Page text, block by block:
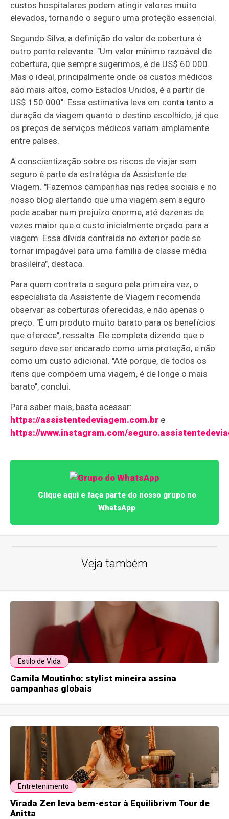
custos hospitalares podem atingir valores muito
elevados, tornando o seguro uma proteção essencial.
Segundo Silva, a definição do valor de cobertura é
outro ponto relevante. "Um valor mínimo razoável de
cobertura, que sempre sugerimos, é de US$ 60.000.
Mas o ideal, principalmente onde os custos médicos
são mais altos, como Estados Unidos, é a partir de
US$ 150.000". Essa estimativa leva em conta tanto a
duração da viagem quanto o destino escolhido, já que
os preços de serviços médicos variam amplamente
entre países.
A conscientização sobre os riscos de viajar sem
seguro é parte da estratégia da Assistente de
Viagem. "Fazemos campanhas nas redes sociais e no
nosso blog alertando que uma viagem sem seguro
pode acabar num prejuízo enorme, até dezenas de
vezes maior que o custo inicialmente orçado para a
viagem. Essa dívida contraída no exterior pode se
tornar impagável para uma família de classe média
brasileira", destaca.
Para quem contrata o seguro pela primeira vez, o
especialista da Assistente de Viagem recomenda
observar as coberturas oferecidas, e não apenas o
preço. "É um produto muito barato para os benefícios
que oferece", ressalta. Ele completa dizendo que o
seguro deve ser encarado como uma proteção, e não
como um custo adicional. "Até porque, de todos os
itens que compõem uma viagem, é de longe o mais
barato", conclui.
Para saber mais, basta acessar:
https://assistentedeviagem.com.br e
https://www.instagram.com/
Clique aqui e faça parte do nosso grupo no
WhatsApp
Veja também
Estilo de Vida
Camila Moutinho: stylist mineira assina
campanhas globais
Entretenimento
Virada Zen leva bem-estar à Equilibrivm Tour de
Anitta